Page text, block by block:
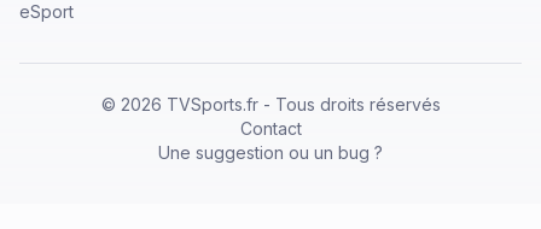
eSport
© 2026 TVSports.fr - Tous droits réservés
Contact
Une suggestion ou un bug ?